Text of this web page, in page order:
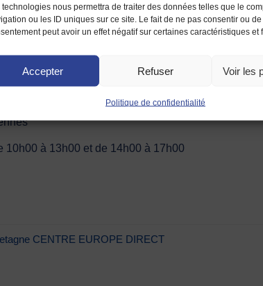
technologies nous permettra de traiter des données telles que le
ou les ID uniques sur ce site. Le fait de ne pas consentir ou
peut avoir un effet négatif sur certaines caractéristiques et
Accepter Refuser Voir les
Politique de confidentialité
– CENTRE EUROPE DIRECT
10h00 à 13h00 et de 14h00 à 17h00
CENTRE EUROPE DIRECT